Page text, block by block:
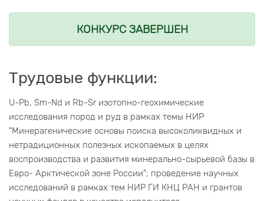
КОНКУРС ЗАВЕРШЕН
Трудовые функции:
U-Pb, Sm-Nd и Rb-Sr изотопно-геохимические
исследования пород и руд в рамках темы НИР
"Минерагенические основы поиска высоколиквидных и
нетрадиционных полезных ископаемых в целях
воспроизводства и развития минерально-сырьевой базы в
Евро- Арктической зоне России"; проведение научных
исследований в рамках тем НИР ГИ КНЦ РАН и грантов